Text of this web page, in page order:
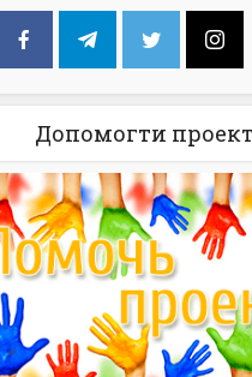
Допомогти